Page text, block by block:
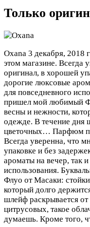
Только
Oxana 3 декабря, 2018
этом магазине. Всегда
оригинал, в хорошей
дорогие люксовые
для повседневного
пришел мой любимый
весны и нежности,
одежде. В течение дня
цветочных… Парфюм
Всегда уверенна, что
упаковке и без
ароматы на вечер, так
использования.
Флуо от Масаки:
который долго
шлейф раскрывается
цитрусовых, такое
думаешь. Кроме того,